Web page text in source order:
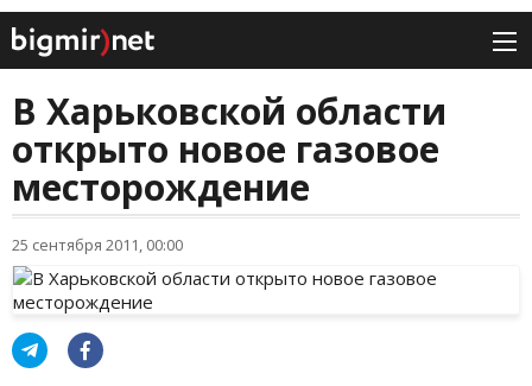
В Харьковской области
открыто новое газовое
месторождение
25 сентября 2011, 00:00